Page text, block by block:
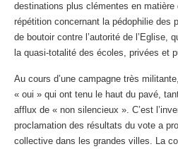
destinations plus clémentes en matière
répétition concernant la pédophilie des
de boutoir contre l’autorité de l’Eglise,
la quasi-totalité des écoles, privées et
Au cours d’une campagne très
« oui » qui ont tenu le haut du pavé,
afflux de « non silencieux ». C’est
proclamation des résultats du vote a
collective dans les grandes villes. La